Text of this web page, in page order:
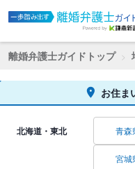
離婚弁護士ガイドトップ
お住ま
北海道・東北 青森
宮城